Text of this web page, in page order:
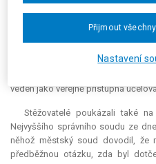
nemovitostí jako ostatní
poněvadž není nutné správní
odboru správních agend a
veden jako veřejně přístupná
Stěžovatelé poukázali také
Nejvyššího správního soudu ze
něhož městský soud dovodil, že
předběžnou otázku, zda byl
Nastavení
Přijmout